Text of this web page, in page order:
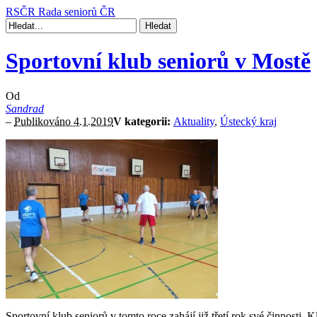
RSČR Rada seniorů ČR
Sportovní klub seniorů v Mostě
Od
Sandrad
– Publikováno 4.1.2019V kategorii: Aktuality, Ústecký kraj